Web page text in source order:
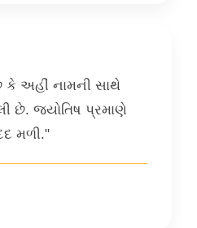
અહીં નામની સાથે
છે. જ્યોતિષ પ્રમાણે
મળી."